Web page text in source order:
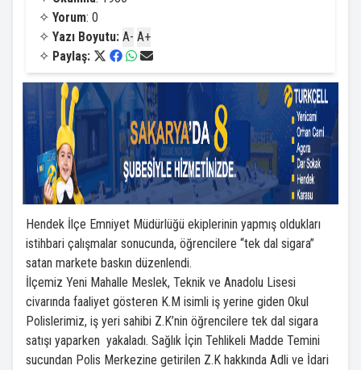
✧ Yorum: 0
✧ Yazı Boyutu: A- A+
✧ Paylaş:
Hendek İlçe Emniyet Müdürlüğü ekiplerinin yapmış oldukları
istihbari çalışmalar sonucunda, öğrencilere “tek dal sigara”
satan markete baskın düzenlendi.
İlçemiz Yeni Mahalle Meslek, Teknik ve Anadolu Lisesi
civarında faaliyet gösteren K.M isimli iş yerine giden Okul
Polislerimiz, iş yeri sahibi Z.K’nin öğrencilere tek dal sigara
satışı yaparken yakaladı. Sağlık İçin Tehlikeli Madde Temini
sucundan Polis Merkezine getirilen Z.K hakkında Adli ve İdari